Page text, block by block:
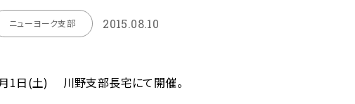
ニューヨーク支部 2015.08.10
1日(土) 川野支部長宅にて開催。